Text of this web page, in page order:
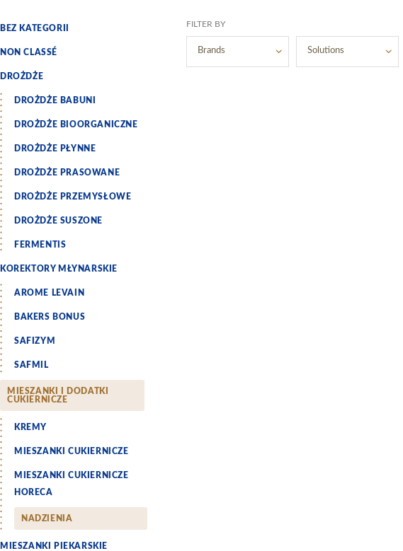
BEZ KATEGORII
NON CLASSÉ
DROŻDŻE
DROŻDŻE BABUNI
DROŻDŻE BIOORGANICZNE
DROŻDŻE PŁYNNE
DROŻDŻE PRASOWANE
DROŻDŻE PRZEMYSŁOWE
DROŻDŻE SUSZONE
FERMENTIS
KOREKTORY MŁYNARSKIE
AROME LEVAIN
BAKERS BONUS
SAFIZYM
SAFMIL
MIESZANKI I DODATKI
CUKIERNICZE
KREMY
MIESZANKI CUKIERNICZE
MIESZANKI CUKIERNICZE
HORECA
NADZIENIA
MIESZANKI PIEKARSKIE
FILTER BY
Brands Solutions